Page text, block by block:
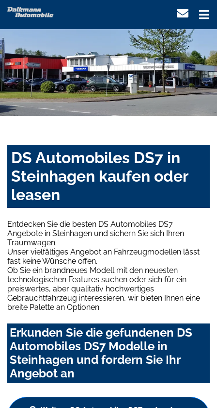
DS Automobiles DS7 in
Steinhagen kaufen oder
leasen
Entdecken Sie die besten DS Automobiles DS7
Angebote in Steinhagen und sichern Sie sich Ihren
Traumwagen.
Unser vielfältiges Angebot an Fahrzeugmodellen lässt
fast keine Wünsche offen.
Ob Sie ein brandneues Modell mit den neuesten
technologischen Features suchen oder sich für ein
preiswertes, aber qualitativ hochwertiges
Gebrauchtfahrzeug interessieren, wir bieten Ihnen eine
breite Palette an Optionen.
Erkunden Sie die gefundenen DS
Automobiles DS7 Modelle in
Steinhagen und fordern Sie Ihr
Angebot an